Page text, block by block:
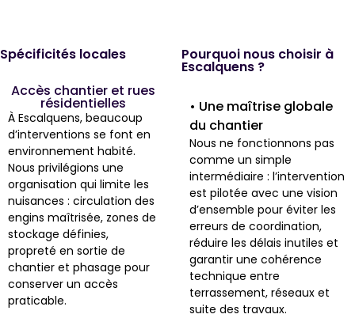
Spécificités locales
Accès chantier et rues
résidentielles
À Escalquens, beaucoup
d’interventions se font en
environnement habité.
Nous privilégions une
organisation qui limite les
nuisances : circulation des
engins maîtrisée, zones de
stockage définies,
propreté en sortie de
chantier et phasage pour
conserver un accès
praticable.
Pourquoi nous choisir à
Escalquens ?
• Une maîtrise globale
du chantier
Nous ne fonctionnons pas
comme un simple
intermédiaire : l’intervention
est pilotée avec une vision
d’ensemble pour éviter les
erreurs de coordination,
réduire les délais inutiles et
garantir une cohérence
technique entre
terrassement, réseaux et
suite des travaux.